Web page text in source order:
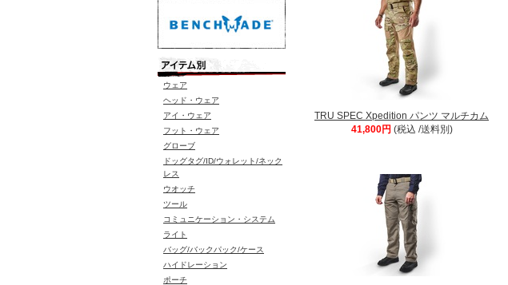
TRU SPEC Xpedition パンツ マルチカム
41,800円 (税込 /送料別)
ウェア
ヘッド・ウェア
アイ・ウェア
フット・ウェア
グローブ
ドッグタグ/ID/ウォレット/ネック
レス
ウオッチ
ツール
コミュニケーション・システム
ライト
バッグ/バックパック/ケース
ハイドレーション
ポーチ